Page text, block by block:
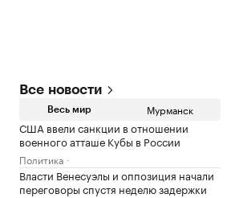
Все новости
Весь мир Мурманск
США ввели санкции в отношении
военного атташе Кубы в России
Политика
Власти Венесуэлы и оппозиция начали
переговоры спустя неделю задержки